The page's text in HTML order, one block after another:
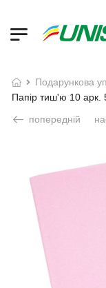
подарункова
Папір тиш'ю 10 арк.
попередній